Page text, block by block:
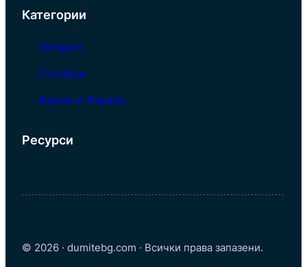
Категории
Загадки
Столици
Фрази и Изрази
Ресурси
© 2026 · dumitebg.com · Всички права запазени.